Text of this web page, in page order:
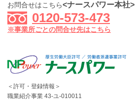
お問合せはこちら<ナースパワー本社>
0120-573-473
※事業所ごとの問合せ先はこちら
＜許可・登録情報＞
職業紹介事業 43-ユ-010011